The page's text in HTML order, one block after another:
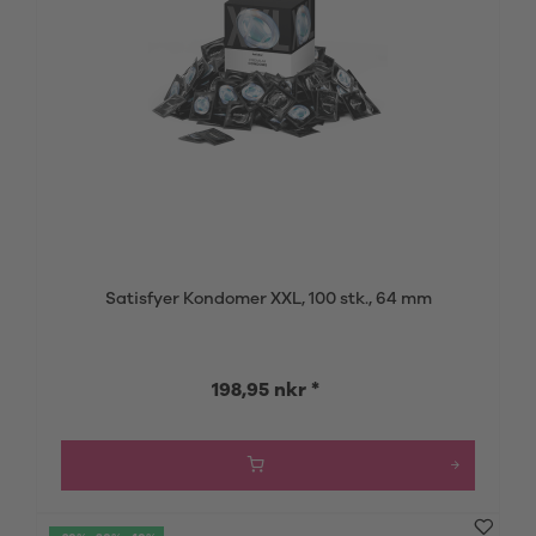
Satisfyer Kondomer XXL, 100 stk., 64 mm
198,95 nkr *